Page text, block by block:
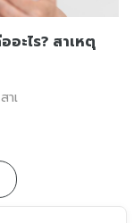
ะไร? สาเหตุ
าเ